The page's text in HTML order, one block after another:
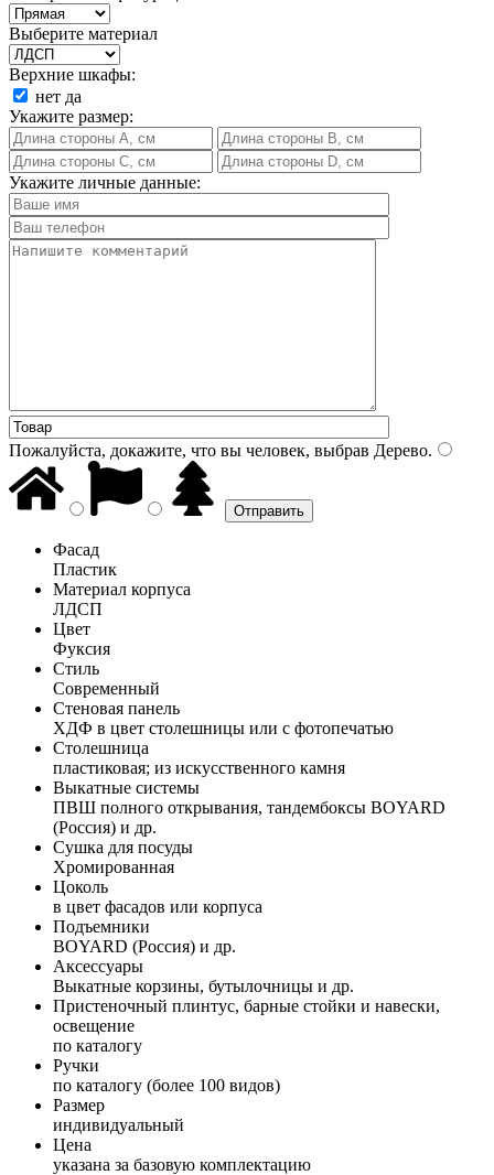
Выберите материал
Верхние шкафы:
нет да
Укажите размер:
Укажите личные данные:
Пожалуйста, докажите, что вы человек, выбрав Дерево.
Фасад
Пластик
Материал корпуса
ЛДСП
Цвет
Фуксия
Стиль
Современный
Стеновая панель
ХДФ в цвет столешницы или с фотопечатью
Столешница
пластиковая; из искусственного камня
Выкатные системы
ПВШ полного открывания, тандембоксы BOYARD
(Россия) и др.
Сушка для посуды
Хромированная
Цоколь
в цвет фасадов или корпуса
Подъемники
BOYARD (Россия) и др.
Аксессуары
Выкатные корзины, бутылочницы и др.
Пристеночный плинтус, барные стойки и навески,
освещение
по каталогу
Ручки
по каталогу (более 100 видов)
Размер
индивидуальный
Цена
указана за базовую комплектацию